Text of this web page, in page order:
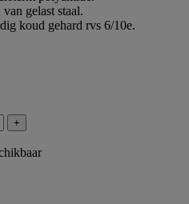
gelast staal.
koud gehard rvs 6/10e.
+